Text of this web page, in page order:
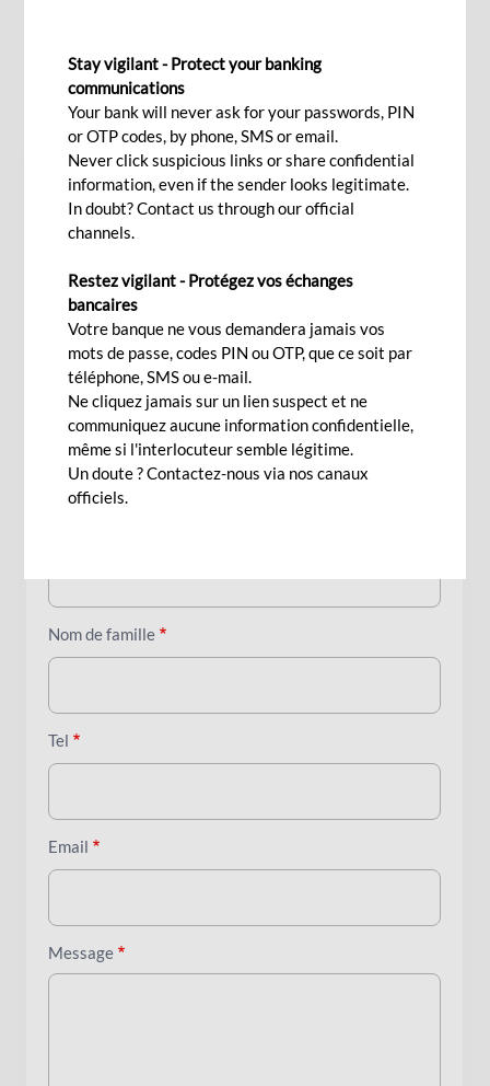
Nous contacter
Veuillez noter que tous les champs marqués d'un astérisque
(*) doivent être remplis.
Type de client
Particulier
Entreprises & PME
Objet
Civilité :
Nom de famille
Tel
Email
Message
Stay vigilant - Protect your banking
communications
Your bank will never ask for your passwords, PIN
or OTP codes, by phone, SMS or email.
Never click suspicious links or share confidential
information, even if the sender looks legitimate.
In doubt? Contact us through our official
channels.
Restez vigilant - Protégez vos échanges
bancaires
Votre banque ne vous demandera jamais vos
mots de passe, codes PIN ou OTP, que ce soit par
téléphone, SMS ou e-mail.
Ne cliquez jamais sur un lien suspect et ne
communiquez aucune information confidentielle,
même si l'interlocuteur semble légitime.
Un doute ? Contactez-nous via nos canaux
officiels.